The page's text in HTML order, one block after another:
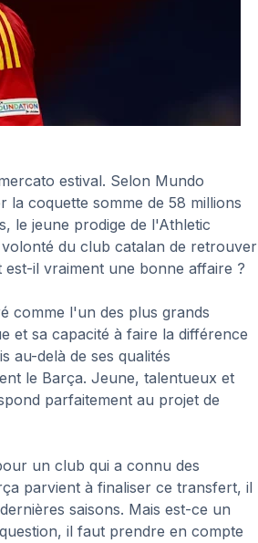
estival. Selon Mundo
la coquette somme de 58 millions
le jeune prodige de l'Athletic
du club catalan de retrouver
il vraiment une bonne affaire ?
comme l'un des plus grands
et sa capacité à faire la différence
au-delà de ses qualités
le Barça. Jeune, talentueux et
parfaitement au projet de
un club qui a connu des
parvient à finaliser ce transfert, il
saisons. Mais est-ce un
il faut prendre en compte